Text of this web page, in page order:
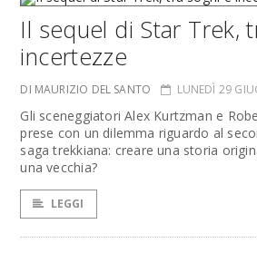
Il sequel di Star Trek,
incertezze
DI MAURIZIO DEL SANTO LUNEDÌ 29
Gli sceneggiatori Alex Kurtzman e
prese con un dilemma riguardo al
saga trekkiana: creare una storia
una vecchia?
LEGGI